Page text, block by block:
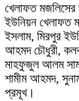
খেলাফত মজলিসের
ইউনিয়ন খেলাফত
ইসলাম, মিরপুর
আহমদ চৌধুরী,
মাহফুজুল আলম
শামীম আহমদ,
প্রমূখ।